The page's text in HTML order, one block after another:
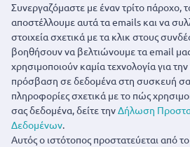
Συνεργαζόμαστε με έναν τρίτο πάροχο,
αποστέλλουμε αυτά τα emails και να
στοιχεία σχετικά με τα κλικ στους
βοηθήσουν να βελτιώνουμε τα email
χρησιμοποιούν καμία τεχνολογία για
πρόσβαση σε δεδομένα στη συσκευή
πληροφορίες σχετικά με το πώς
σας δεδομένα, δείτε τηνΔήλωση
Δεδομένων.
Αυτός ο ιστότοπος προστατεύεται από